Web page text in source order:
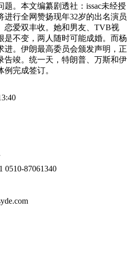
。本文编纂剧透社：issac未经授
进行全网赞扬现年32岁的出名演员
恋爱双丰收。她和男友、TVB视
是不变，两人随时可能成婚。而杨
进。伊朗最高委员会颁发声明，正
告竣。统一天，特朗普、万斯和伊
完成签订。
0510-87061340